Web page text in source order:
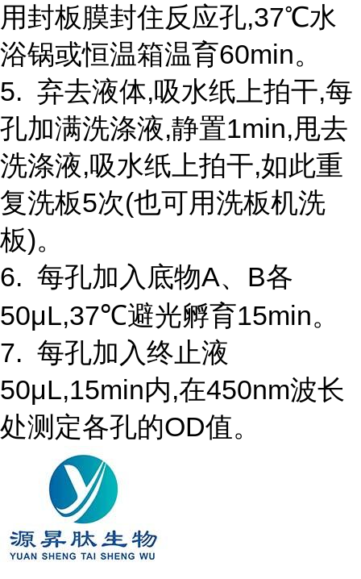
用封板膜封住反应孔,37℃水
浴锅或恒温箱温育60min。
5. 弃去液体,吸水纸上拍干,每
孔加满洗涤液,静置1min,甩去
洗涤液,吸水纸上拍干,如此重
复洗板5次(也可用洗板机洗
板)。
6. 每孔加入底物A、B各
50μL,37℃避光孵育15min。
7. 每孔加入终止液
50μL,15min内,在450nm波长
处测定各孔的OD值。